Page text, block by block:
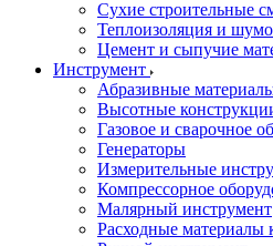
Сухие строительные
Теплоизоляция и
Цемент и сыпучие
Инструмент
Абразивные
Высотные
Газовое и сварочное
Генераторы
Измерительные
Компрессорное
Малярный инструмент
Расходные материалы